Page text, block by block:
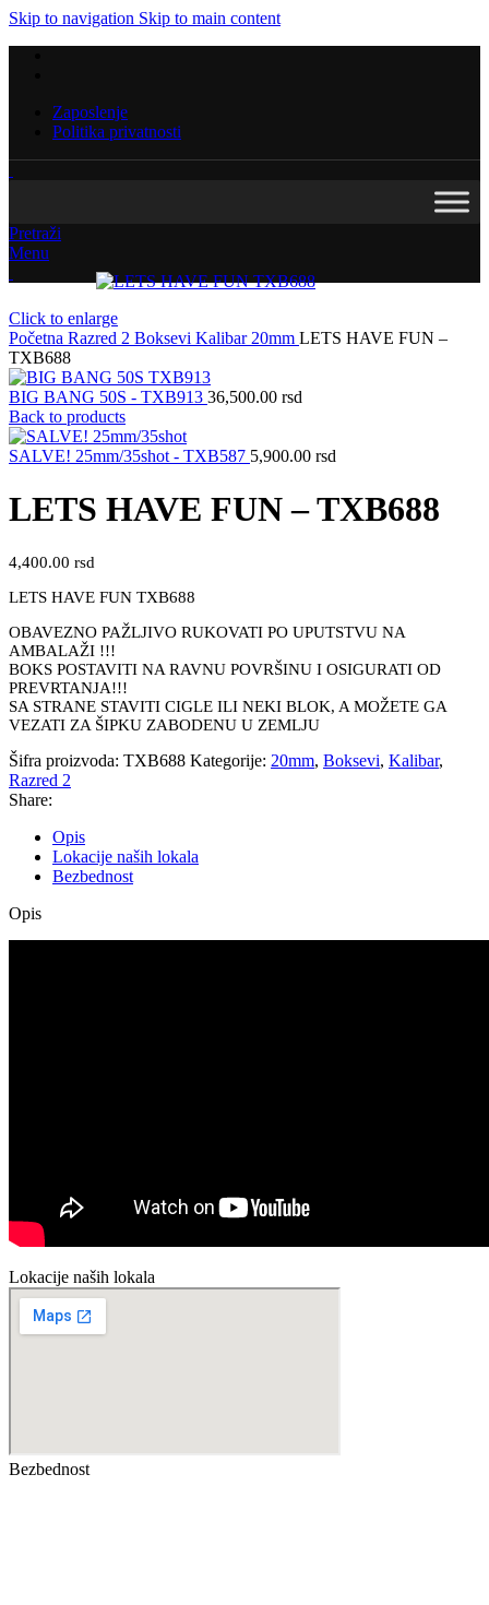
Skip to navigation Skip to main content
Zaposlenje
Politika privatnosti
Pretraži
Menu
Click to enlarge
Početna Razred 2 Boksevi Kalibar 20mm LETS HAVE FUN –
TXB688
BIG BANG 50S - TXB913 36,500.00 rsd
Back to products
SALVE! 25mm/35shot - TXB587 5,900.00 rsd
LETS HAVE FUN – TXB688
4,400.00 rsd
LETS HAVE FUN TXB688
OBAVEZNO PAŽLJIVO RUKOVATI PO UPUTSTVU NA
AMBALAŽI !!!
BOKS POSTAVITI NA RAVNU POVRŠINU I OSIGURATI OD
PREVRTANJA!!!
SA STRANE STAVITI CIGLE ILI NEKI BLOK, A MOŽETE GA
VEZATI ZA ŠIPKU ZABODENU U ZEMLJU
Šifra proizvoda: TXB688 Kategorije: 20mm, Boksevi, Kalibar,
Razred 2
Share:
Opis
Lokacije naših lokala
Bezbednost
Opis
Lokacije naših lokala
Bezbednost